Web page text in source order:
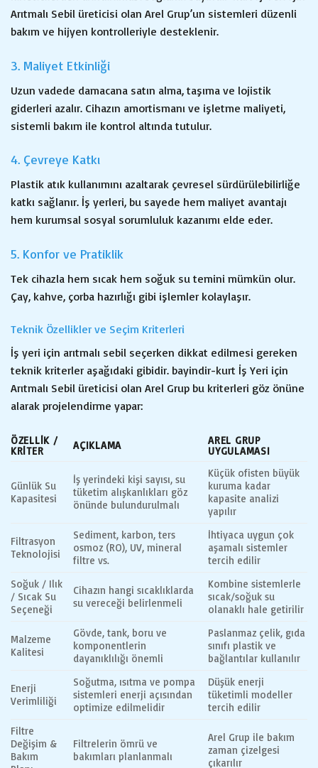
Arıtmalı Sebil üreticisi olan Arel Grup’un sistemleri düzenli
bakım ve hijyen kontrolleriyle desteklenir.
3. Maliyet Etkinliği
Uzun vadede damacana satın alma, taşıma ve lojistik
giderleri azalır. Cihazın amortismanı ve işletme maliyeti,
sistemli bakım ile kontrol altında tutulur.
4. Çevreye Katkı
Plastik atık kullanımını azaltarak çevresel sürdürülebilirliğe
katkı sağlanır. İş yerleri, bu sayede hem maliyet avantajı
hem kurumsal sosyal sorumluluk kazanımı elde eder.
5. Konfor ve Pratiklik
Tek cihazla hem sıcak hem soğuk su temini mümkün olur.
Çay, kahve, çorba hazırlığı gibi işlemler kolaylaşır.
Teknik Özellikler ve Seçim Kriterleri
İş yeri için arıtmalı sebil seçerken dikkat edilmesi gereken
teknik kriterler aşağıdaki gibidir. bayindir-kurt İş Yeri için
Arıtmalı Sebil üreticisi olan Arel Grup bu kriterleri göz önüne
alarak projelendirme yapar:
ÖZELLIK /
KRITER AÇIKLAMA AREL GRUP
UYGULAMASI
Günlük Su
Kapasitesi
İş yerindeki kişi sayısı, su
tüketim alışkanlıkları göz
önünde bulundurulmalı
Küçük ofisten büyük
kuruma kadar
kapasite analizi
yapılır
Filtrasyon
Teknolojisi
Sediment, karbon, ters
osmoz (RO), UV, mineral
filtre vs.
İhtiyaca uygun çok
aşamalı sistemler
tercih edilir
Soğuk / Ilık
/ Sıcak Su
Seçeneği
Cihazın hangi sıcaklıklarda
su vereceği belirlenmeli
Kombine sistemlerle
sıcak/soğuk su
olanaklı hale getirilir
Malzeme
Kalitesi
Gövde, tank, boru ve
komponentlerin
dayanıklılığı önemli
Paslanmaz çelik, gıda
sınıfı plastik ve
bağlantılar kullanılır
Enerji
Verimliliği
Soğutma, ısıtma ve pompa
sistemleri enerji açısından
optimize edilmelidir
Düşük enerji
tüketimli modeller
tercih edilir
Filtre
Değişim &
Bakım
Filtrelerin ömrü ve
bakımları planlanmalı
Arel Grup ile bakım
zaman çizelgesi
çıkarılır